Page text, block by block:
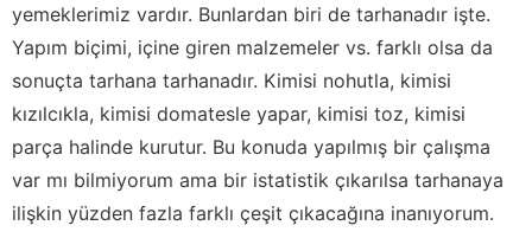
yemeklerimiz vardır. Bunlardan biri de tarhanadır işte.
Yapım biçimi, içine giren malzemeler vs. farklı olsa da
sonuçta tarhana tarhanadır. Kimisi nohutla, kimisi
kızılcıkla, kimisi domatesle yapar, kimisi toz, kimisi
parça halinde kurutur. Bu konuda yapılmış bir çalışma
var mı bilmiyorum ama bir istatistik çıkarılsa tarhanaya
ilişkin yüzden fazla farklı çeşit çıkacağına inanıyorum.